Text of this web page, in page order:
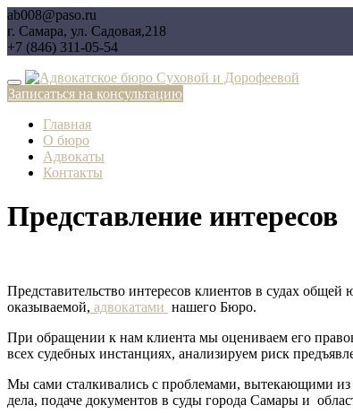
Перейти
к
содержимому
ab008@paso.ru
г. Самара, ул. Садовая,218
+7 (846) 311-05-54
Записаться на консультацию
Главная
О бюро
Адвокаты
Контакты
Представление интересов
Представительство интересов клиентов в судах
оказываемой, адвокатами нашего Бюро.
При обращении к нам клиента мы оцениваем его
всех судебных инстанциях, анализируем риск
Мы сами сталкивались с проблемами, вытекающими из
дела, подаче документов в суды города Самары и